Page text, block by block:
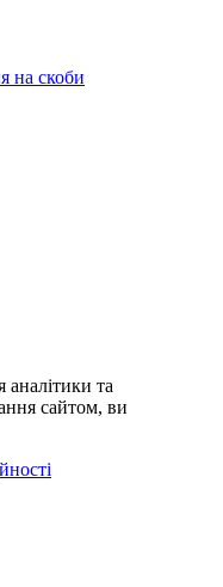
на скоби
та
сайтом, ви